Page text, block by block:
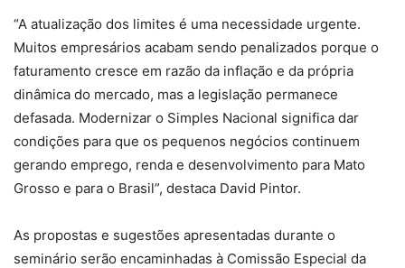
“A atualização dos limites é uma necessidade urgente.
Muitos empresários acabam sendo penalizados porque o
faturamento cresce em razão da inflação e da própria
dinâmica do mercado, mas a legislação permanece
defasada. Modernizar o Simples Nacional significa dar
condições para que os pequenos negócios continuem
gerando emprego, renda e desenvolvimento para Mato
Grosso e para o Brasil”, destaca David Pintor.
As propostas e sugestões apresentadas durante o
seminário serão encaminhadas à Comissão Especial da